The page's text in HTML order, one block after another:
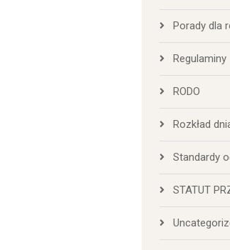
Porady dla
Regulaminy
RODO
Rozkład
Standardy
STATUT